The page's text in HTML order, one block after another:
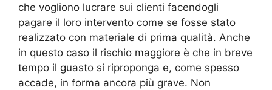
che vogliono lucrare sui clienti facendogli
pagare il loro intervento come se fosse stato
realizzato con materiale di prima qualità. Anche
in questo caso il rischio maggiore è che in breve
tempo il guasto si riproponga e, come spesso
accade, in forma ancora più grave. Non